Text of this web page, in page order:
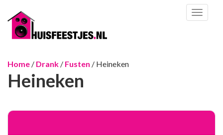
Toggle
Home / Drank / Fusten / Heineken
Heineken